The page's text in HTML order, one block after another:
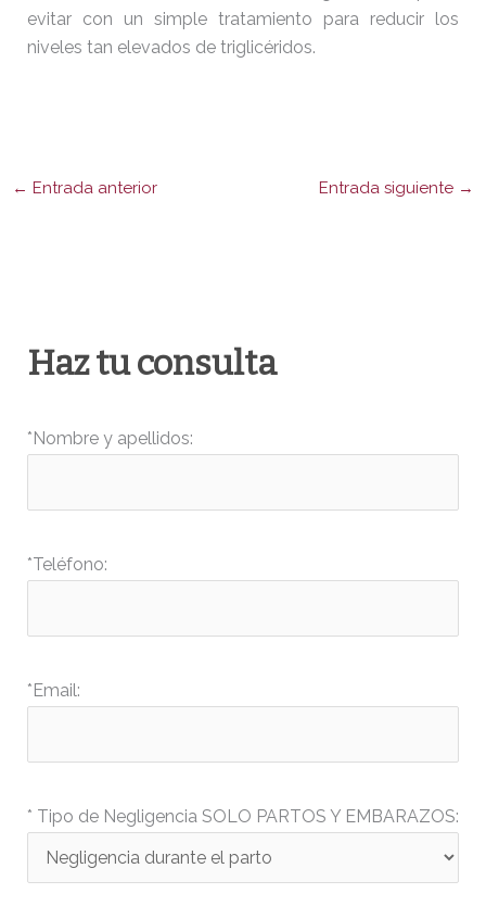
evitar con un simple tratamiento para reducir los
niveles tan elevados de triglicéridos.
← Entrada anterior Entrada siguiente →
Haz tu consulta
*Nombre y apellidos:
*Teléfono:
*Email:
* Tipo de Negligencia SOLO PARTOS Y EMBARAZOS: